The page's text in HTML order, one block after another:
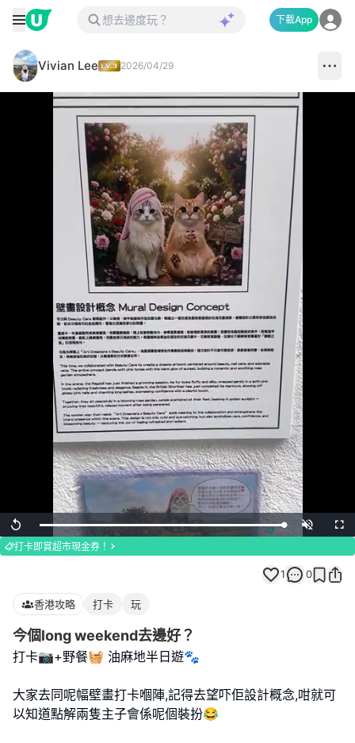
下載App
Vivian Lee 2026/04/29
Replay Loaded:
100.00%
Unmute
打卡即賞超市現金券！
1 0
香港攻略 打卡 玩
今個long weekend去邊好？
打卡📷+野餐🧺 油麻地半日遊🐾
大家去同呢幅壁畫打卡嗰陣,記得去望吓佢設計概念,咁就可
以知道點解兩隻主子會係呢個裝扮😂